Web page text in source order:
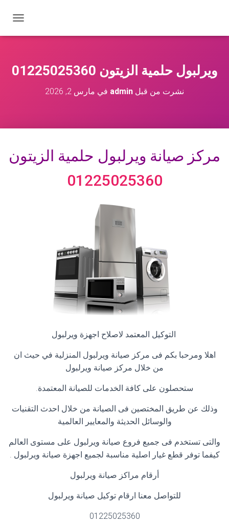
ب
ل
ا
ويرلبول حلمية الزيتون 01225025360
نشرت من قبل admin في مارس 2, 2026
مركز صيانة ويرلبول حلمية الزيتون
01225025360
التوكيل المعتمد لاصلاح اجهزة ويرلبول
اهلا ومرحبا بكم فى مركز صيانة ويرلبول المنزلية في حيث ان
من خلال مركز صيانة ويرلبول
ستحصلون على كافة الخدمات للصيانة المعتمدة.
وذلك عن طريق المختصين فى الصيانة من خلال احدث التقنيات
والوسائل الحديثة والمعايير العالمية
والتى تستخدم فى جميع فروع صيانة ويرلبول على مستوى العالم
كيفما توفر قطع غيار اصلية مناسبة لجميع اجهزة صيانة ويرلبول .
أرقام مراكز صيانة ويرلبول
للتواصل معنا ارقام توكيل صيانة ويرلبول
01225025360